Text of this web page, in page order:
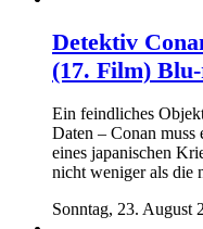
Detektiv
(17. Film)
Ein feindliches
Daten – Conan
eines japanischen
nicht weniger als die
Sonntag, 23. August